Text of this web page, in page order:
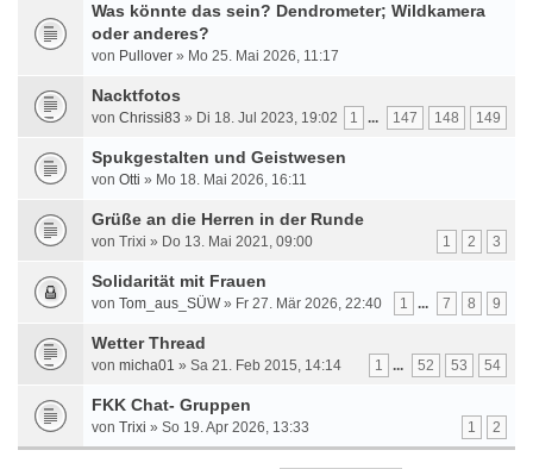
Was könnte das sein? Dendrometer; Wildkamera
oder anderes?
von Pullover » Mo 25. Mai 2026, 11:17
Nacktfotos
1 ... 147 148 149
von Chrissi83 » Di 18. Jul 2023, 19:02
Spukgestalten und Geistwesen
von Otti » Mo 18. Mai 2026, 16:11
Grüße an die Herren in der Runde
1 2 3
von Trixi » Do 13. Mai 2021, 09:00
Solidarität mit Frauen
1 ... 7 8 9
von Tom_aus_SÜW» Fr 27. Mär 2026, 22:40
Wetter Thread
1 ... 52 53 54
von micha01 » Sa 21. Feb 2015, 14:14
FKK Chat- Gruppen
1 2
von Trixi » So 19. Apr 2026, 13:33